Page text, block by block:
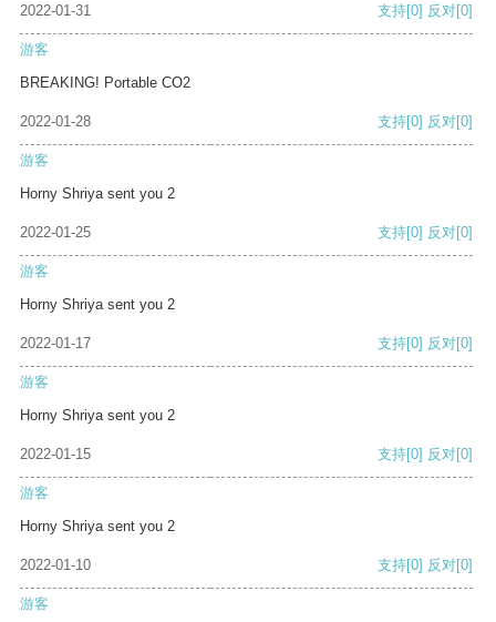
2022-01-31 支持[0] 反对[0]
游客
BREAKING! Portable CO2
2022-01-28 支持[0] 反对[0]
游客
Horny Shriya sent you 2
2022-01-25 支持[0] 反对[0]
游客
Horny Shriya sent you 2
2022-01-17 支持[0] 反对[0]
游客
Horny Shriya sent you 2
2022-01-15 支持[0] 反对[0]
游客
Horny Shriya sent you 2
2022-01-10 支持[0] 反对[0]
游客